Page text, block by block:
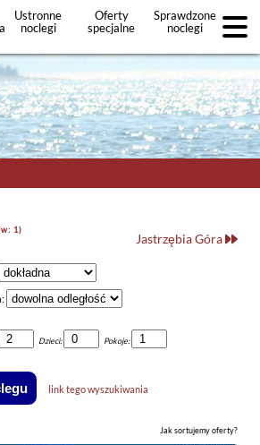
Ustronne
noclegi
Oferty
specjalne
Sprawdzone
noclegi
+Dodaj
1)
Jastrzębia Góra
Dzieci: Pokoje:
link tego wyszukiwania
Jak sortujemy oferty?